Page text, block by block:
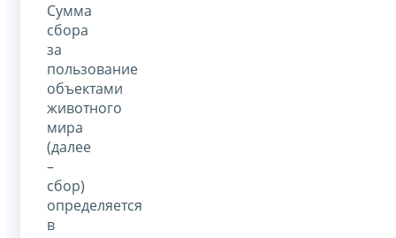
Сумма
сбора
за
пользование
объектами
животного
мира
(далее
–
сбор)
определяется
в